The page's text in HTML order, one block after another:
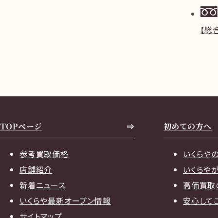
【総
TOPページ
参考買取価格
店舗紹介
新着ニュース
いくらや最新オープン情報
初めての方へ
いくらや
いくらや
高価買取
安心して